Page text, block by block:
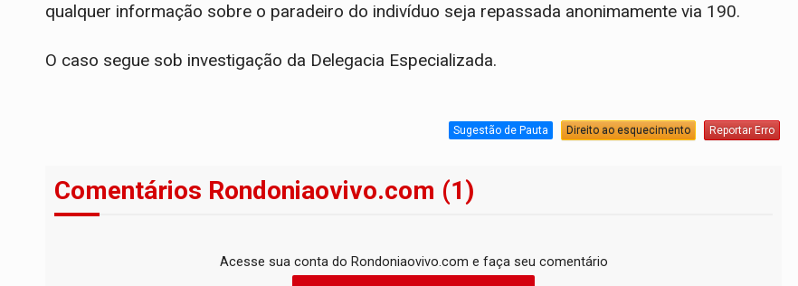
qualquer informação sobre o paradeiro do indivíduo seja repassada anonimamente via 190.
O caso segue sob investigação da Delegacia Especializada.
Sugestão de Pauta Direito ao esquecimento Reportar Erro
Comentários Rondoniaovivo.com (1)
Acesse sua conta do Rondoniaovivo.com e faça seu comentário